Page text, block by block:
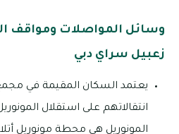
وسائل المواصلات ومواقف
زعبيل سراي دبي
يعتمد السكان المقيمة في
انتقالاتهم على استقلال
المونوريل هي محطة مونوريل